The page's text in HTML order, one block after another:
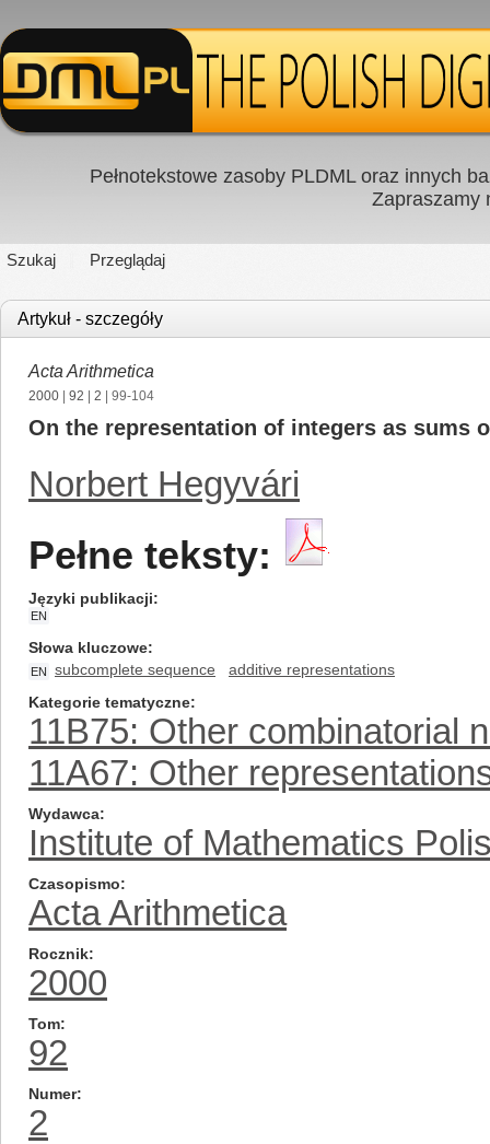
Pełnotekstowe zasoby PLDML oraz innych
Zapraszamy
Szukaj Przeglądaj
Artykuł - szczegóły
Acta Arithmetica
2000 92 2 | 99-104
On the representation of integers as sums
Norbert Hegyvári
Pełne teksty:
Języki publikacji
EN
Słowa kluczowe
EN subcomplete sequence
additive representations
Kategorie tematyczne
11B75: Other combinatorial
11A67: Other
Wydawca
Institute of Mathematics
Czasopismo
Acta Arithmetica
Rocznik
2000
Tom
92
Numer
2